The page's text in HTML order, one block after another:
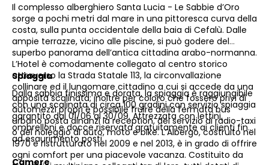
Il complesso alberghiero Santa Lucia - Le Sabbie d’Oro
sorge a pochi metri dal mare in una pittoresca curva della
costa, sulla punta occidentale della baia di Cefalù. Dalle
ampie terrazze, vicino alle piscine, si può godere del
superbo panorama dell’antica cittadina arabo-normanna.
L’Hotel è comodamente collegato al centro storico
attraverso la Strada Statale 113, la circonvallazione
collinare ed il lungomare cittadino a cui si accede da una
apposita scalinata; inoltre per coloro che fossero privi di
automezzi propri è possibile fruire della fermata bus
urbano posta dinanzi la reception, del servizio di radio-taxi
o del noleggio di auto, moto e bike.L’Albergo, costruito nel
1970 e ristrutturato nel 2009 e nel 2013, è in grado di offrire
ogni comfort per una piacevole vacanza. Costituito da
Spiaggia
Dalla sabbia finissima e dorata, la spiaggia è raggiungibile
con una scalinata di circa 100 gradini con servizio spiaggia
garantito dal 01/06 al 30/09. Attrezzata con lettini,
ombrelloni e docce riservata gratuitamente ai clienti fino
ad esaurimento posti.
Camere